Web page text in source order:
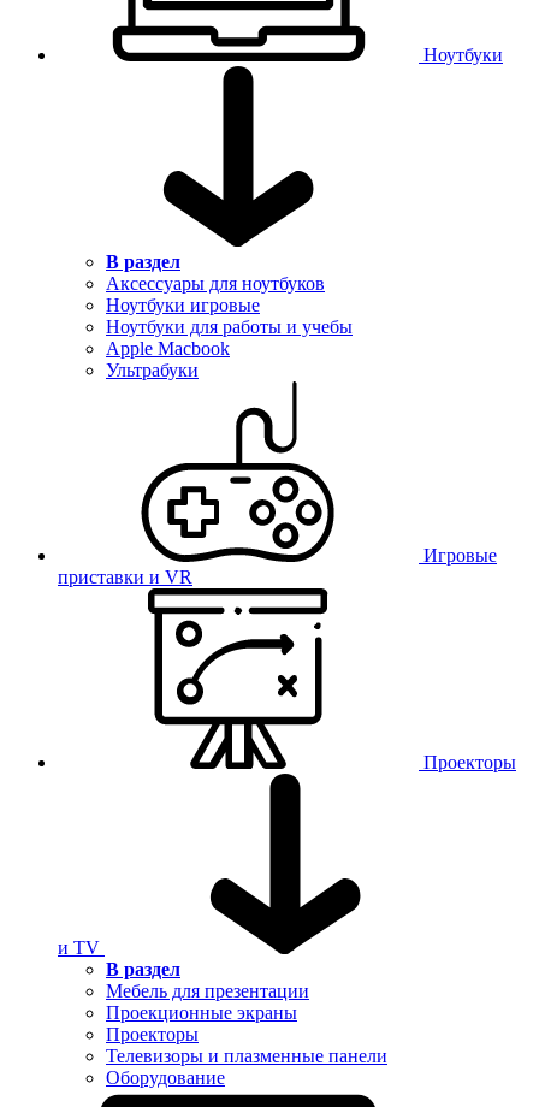
Ноутбуки
В раздел
Аксессуары для ноутбуков
Ноутбуки игровые
Ноутбуки для работы и учебы
Apple Macbook
Ультрабуки
Игровые
приставки и VR
Проекторы
и TV
В раздел
Мебель для презентации
Проекционные экраны
Проекторы
Телевизоры и плазменные панели
Оборудование